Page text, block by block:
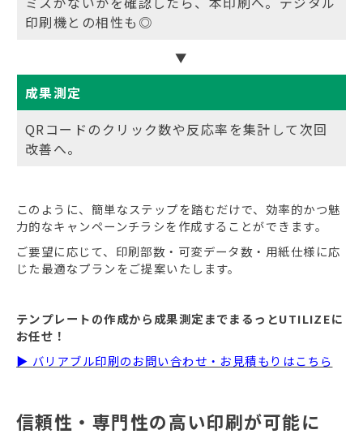
印刷機との相性も◎
▼
成果測定
QRコードのクリック数や反応率を集計して次回
改善へ。
このように、簡単なステップを踏むだけで、効率的かつ魅
力的なキャンペーンチラシを作成することができます。
ご要望に応じて、印刷部数・可変データ数・用紙仕様に応
じた最適なプランをご提案いたします。
テンプレートの作成から成果測定までまるっとUTILIZEに
お任せ！
▶ バリアブル印刷のお問い合わせ・お見積もりはこちら
信頼性・専門性の高い印刷が可能に